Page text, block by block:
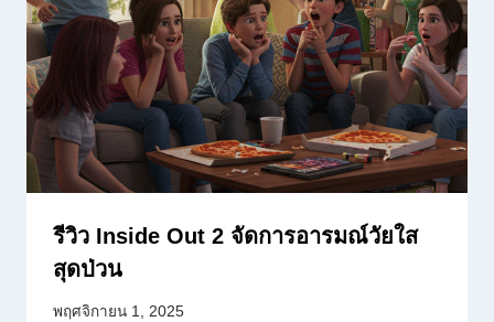
รีวิว Inside Out 2 จัดการอารมณ์วัยใส
สุดป่วน
พฤศจิกายน 1, 2025